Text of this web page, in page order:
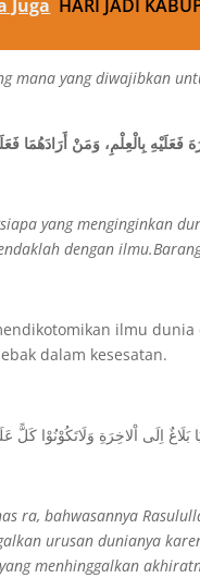
Juga HARI JADI
mana yang diwajibkan
فَعَلَيْهِ بِالْعِلْمِ، وَمَنْ أَرَادَهُمَا
yang menginginkan
dengan
ilmu
dalam kesesatan.
اِلَى اْلاخِرَةِ وَلَاتَكُوْنُوْا كَلًّ
ra, bahwasannya
urusan dunianya
menhinggalkan